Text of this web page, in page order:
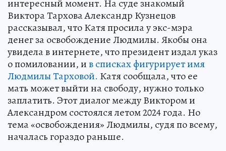
интересный момент. На суде знакомый
Виктора Тархова Александр Кузнецов
рассказывал, что Катя просила у экс-мэра
денег за освобождение Людмилы. Якобы она
увидела в интернете, что президент издал указ
о помиловании, ив списках фигурирует имя
Людмилы Тарховой. Катя сообщала, что ее
мать может выйти на свободу, нужно только
заплатить. Этот диалог между Виктором и
Александром состоялся летом 2024 года. Но
тема «освобождения» Людмилы, судя по всему,
началась гораздо раньше.